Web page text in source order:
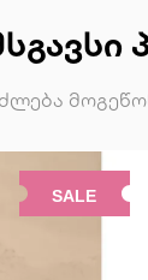
SALE